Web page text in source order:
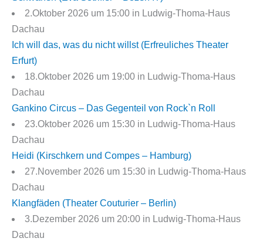
2.Oktober 2026 um 15:00 in Ludwig-Thoma-Haus
Dachau
Ich will das, was du nicht willst (Erfreuliches Theater
Erfurt)
18.Oktober 2026 um 19:00 in Ludwig-Thoma-Haus
Dachau
Gankino Circus – Das Gegenteil von Rock`n Roll
23.Oktober 2026 um 15:30 in Ludwig-Thoma-Haus
Dachau
Heidi (Kirschkern und Compes – Hamburg)
27.November 2026 um 15:30 in Ludwig-Thoma-Haus
Dachau
Klangfäden (Theater Couturier – Berlin)
3.Dezember 2026 um 20:00 in Ludwig-Thoma-Haus
Dachau